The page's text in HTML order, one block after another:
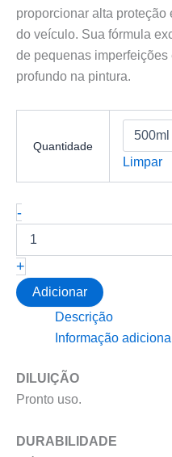
proporcionar alta proteção
do veículo. Sua fórmula
de pequenas
profundo na pintura.
Quantidade
Limpar
-
de
VONIXX-
V80
Selante
Sintético
+
Adicionar
Descrição
Informação adicional
DILUIÇÃO
Pronto uso.
DURABILIDADE